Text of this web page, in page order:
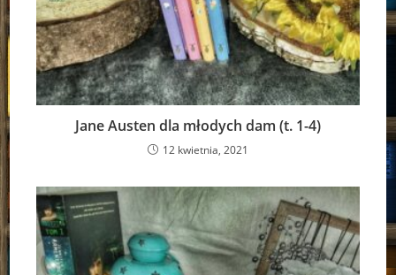
Jane Austen dla młodych dam (t. 1-4)
12 kwietnia, 2021